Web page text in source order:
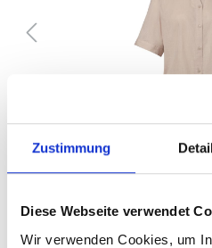
Zustimmung
Diese Webseite verwendet
Wir verwenden Cookies, um
30,00 €* 45,99 €*